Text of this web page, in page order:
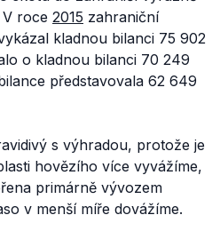
roce 2015 zahraniční
kladnou bilanci 75 902
o kladnou bilanci 70 249
představovala 62 649
s výhradou, protože je
hovězího více vyvážíme,
primárně vývozem
v menší míře dovážíme.